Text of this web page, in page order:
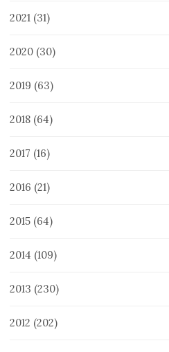
2021 (31)
2020 (30)
2019 (63)
2018 (64)
2017 (16)
2016 (21)
2015 (64)
2014 (109)
2013 (230)
2012 (202)